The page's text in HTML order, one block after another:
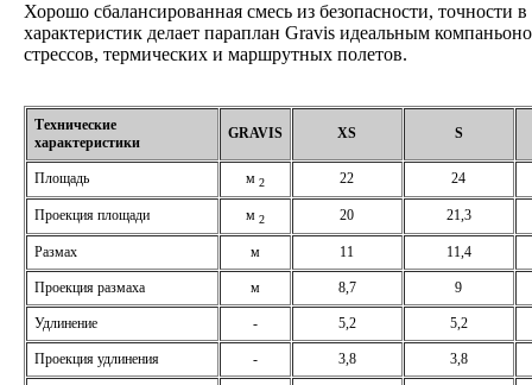
Хорошо сбалансированная смесь из безопасности, точности
характеристик делает параплан Gravis идеальным
стрессов, термических и маршрутных полетов.
Технические
характеристики
GRAVIS XS S
Площадь м 2 22 24
Проекция площади м 2 20 21,3
Размах м 11 11,4
Проекция размаха м 8,7 9
Удлинение - 5,2 5,2
Проекция удлинения - 3,8 3,8